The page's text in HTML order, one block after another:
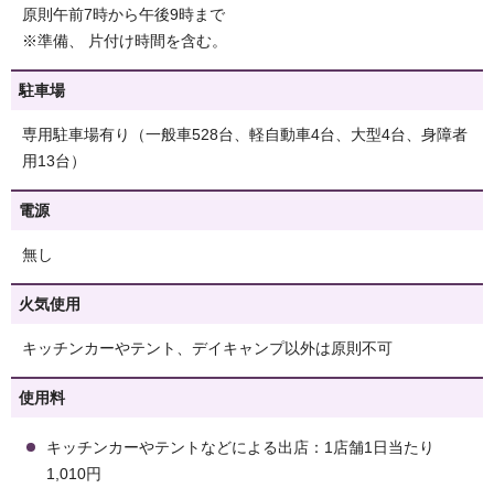
原則午前7時から午後9時まで
※準備、 片付け時間を含む。
駐車場
専用駐車場有り（一般車528台、軽自動車4台、大型4台、身障者
用13台）
電源
無し
火気使用
キッチンカーやテント、デイキャンプ以外は原則不可
使用料
キッチンカーやテントなどによる出店：1店舗1日当たり
1,010円